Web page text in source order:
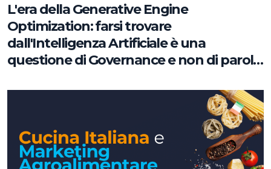
L'era della Generative Engine
Optimization: farsi trovare
dall'Intelligenza Artificiale è una
questione di Governance e non di parole